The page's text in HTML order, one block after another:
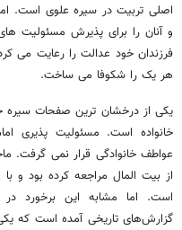
اصلی تربیت در سیره علوی است.
و آنان را برای پذیرش مسئولیت
فرزندان خود عدالت را رعایت می
هر یک را شکوفا می ساخت.
یکی از درخشان ترین صفحات سیره
خانواده است. مسئولیت پذیری
عواطف خانوادگی قرار نمی گرفت.
از بیت المال مراجعه کرده بود و
است. اما مشابه این برخورد
گزارش‌های تاریخی آمده است که یکی